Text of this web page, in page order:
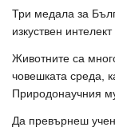
Три медала за
изкуствен интелект
Животните са
човешката среда,
Природонаучния
Да превърнеш